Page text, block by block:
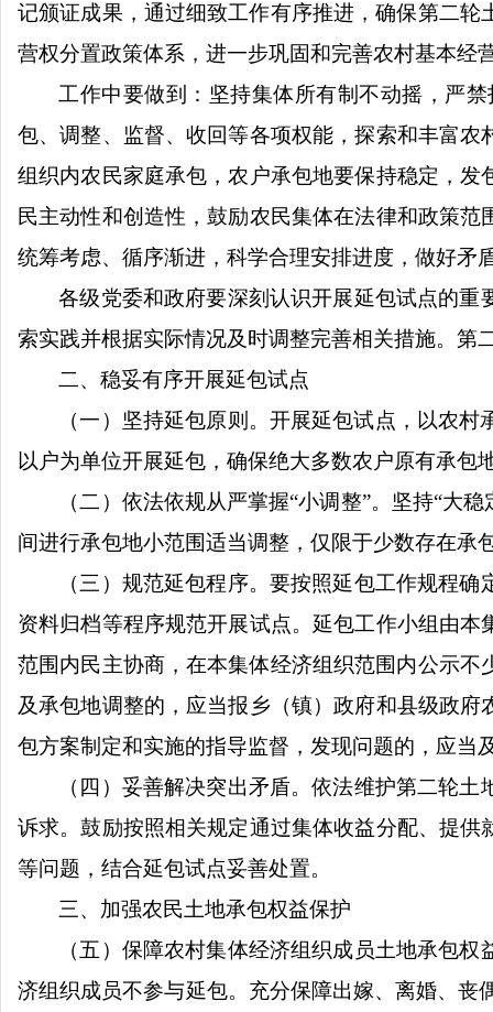
记颁证成果，通过细致工作有序推进，确保第二
营权分置政策体系，进一步巩固和完善农村基本经
工作中要做到：坚持集体所有制不动摇，严
包、调整、监督、收回等各项权能，探索和丰富
组织内农民家庭承包，农户承包地要保持稳定，
民主动性和创造性，鼓励农民集体在法律和政策
统筹考虑、循序渐进，科学合理安排进度，做好矛
各级党委和政府要深刻认识开展延包试点的
索实践并根据实际情况及时调整完善相关措施。第
二、稳妥有序开展延包试点
（一）坚持延包原则。开展延包试点，以农
以户为单位开展延包，确保绝大多数农户原有承
（二）依法依规从严掌握“小调整”。坚持“大
间进行承包地小范围适当调整，仅限于少数存在
（三）规范延包程序。要按照延包工作规程
资料归档等程序规范开展试点。延包工作小组由
范围内民主协商，在本集体经济组织范围内公示
及承包地调整的，应当报乡（镇）政府和县级政
包方案制定和实施的指导监督，发现问题的，应当
（四）妥善解决突出矛盾。依法维护第二轮
诉求。鼓励按照相关规定通过集体收益分配、提
等问题，结合延包试点妥善处置。
三、加强农民土地承包权益保护
（五）保障农村集体经济组织成员土地承包
济组织成员不参与延包。充分保障出嫁、离婚、丧